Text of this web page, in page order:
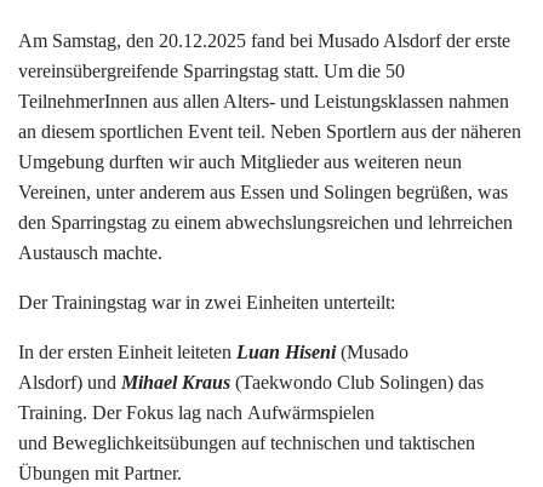
Am Samstag, den 20.12.2025 fand bei Musado Alsdorf der erste
vereinsübergreifende Sparringstag statt. Um die 50
TeilnehmerInnen aus allen Alters- und Leistungsklassen nahmen
an diesem sportlichen Event teil. Neben Sportlern aus der näheren
Umgebung durften wir auch Mitglieder aus weiteren neun
Vereinen, unter anderem aus Essen und Solingen begrüßen, was
den Sparringstag zu einem abwechslungsreichen und lehrreichen
Austausch machte.
Der Trainingstag war in zwei Einheiten unterteilt:
In der ersten Einheit leiteten Luan Hiseni(Musado
Alsdorf) und Mihael Kraus (Taekwondo Club Solingen) das
Training. Der Fokus lag nach Aufwärmspielen
und Beweglichkeitsübungen auf technischen und taktischen
Übungen mit Partner.